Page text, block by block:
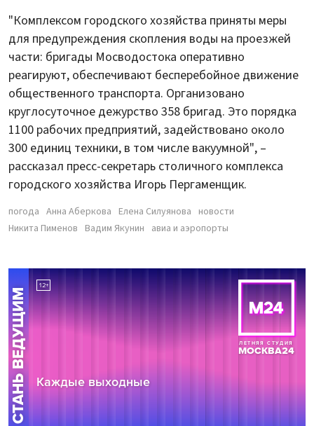
"Комплексом городского хозяйства приняты меры
для предупреждения скопления воды на проезжей
части: бригады Мосводостока оперативно
реагируют, обеспечивают бесперебойное движение
общественного транспорта. Организовано
круглосуточное дежурство 358 бригад. Это порядка
1100 рабочих предприятий, задействовано около
300 единиц техники, в том числе вакуумной", –
рассказал пресс-секретарь столичного комплекса
городского хозяйства Игорь Пергаменщик.
погода Анна Аберкова Елена Силуянова новости
Никита Пименов Вадим Якунин авиа и аэропорты